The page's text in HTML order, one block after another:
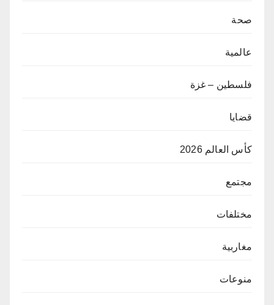
صحة
عالمية
فلسطين – غزة
قضايا
كأس العالم 2026
مجتمع
مختلفات
مغاربية
منوعات